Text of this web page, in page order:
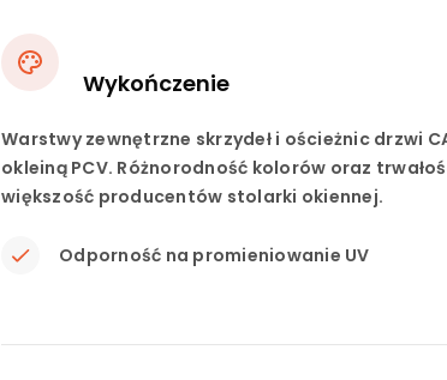
Wykończenie
Warstwy zewnętrzne skrzydeł i ościeżnic drzwi
okleiną PCV. Różnorodność kolorów oraz
większość producentów stolarki okiennej.
Odporność na promieniowanie UV